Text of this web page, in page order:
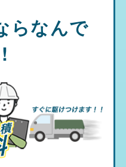
らなんで